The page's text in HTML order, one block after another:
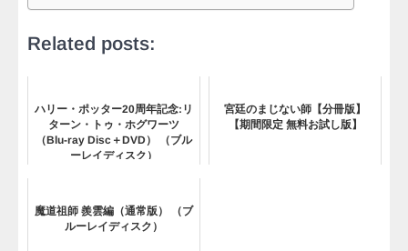
Related posts:
ハリー・ポッター20周年記念:リ
ターン・トゥ・ホグワーツ
（Blu-ray Disc＋DVD） （ブル
ーレイディスク）
宮廷のまじない師【分冊版】
【期間限定 無料お試し版】
魔道祖師 羨雲編（通常版） （ブ
ルーレイディスク）